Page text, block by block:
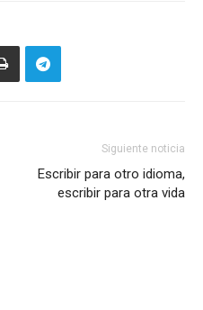
Siguiente noticia
Escribir para otro idioma,
escribir para otra vida